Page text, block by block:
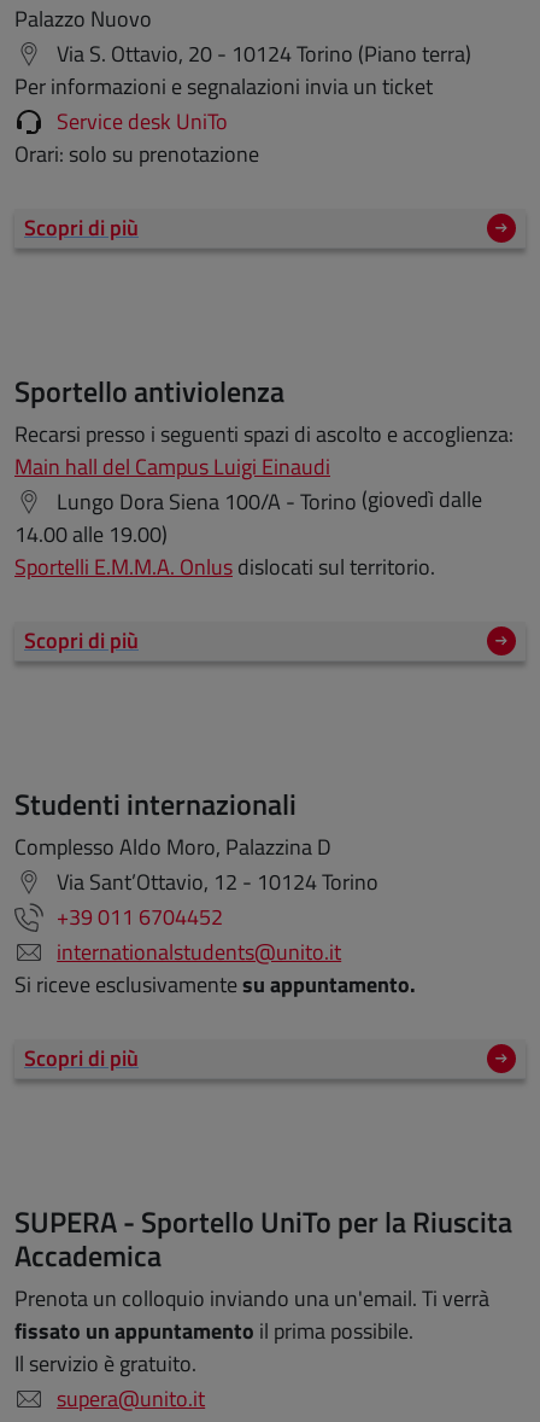
Palazzo Nuovo
Via S. Ottavio, 20 - 10124 Torino (Piano terra)
Per informazioni e segnalazioni invia un ticket
Service desk UniTo
Orari: solo su prenotazione
Scopri di più
Sportello antiviolenza
Recarsi presso i seguenti spazi di ascolto e accoglienza:
Main hall del Campus Luigi Einaudi
Lungo Dora Siena 100/A - Torino (giovedì dalle
14.00 alle 19.00)
Sportelli E.M.M.A. Onlusdislocati sul territorio.
Scopri di più
Studenti internazionali
Complesso Aldo Moro, Palazzina D
Via Sant’Ottavio, 12 - 10124 Torino
+39 011 6704452
internationalstudents@unito.it
Si riceve esclusivamentesu appuntamento.
Scopri di più
SUPERA - Sportello UniTo per la Riuscita
Accademica
Prenota un colloquio inviando una un'email. Ti verrà
fissato un appuntamento il prima possibile.
Il servizio è gratuito.
supera@unito.it